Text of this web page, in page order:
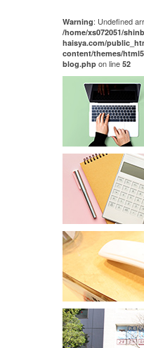
Warning: Undefined
/home/xs072051/
haisya.com/
content/themes/
blog.php on line 52